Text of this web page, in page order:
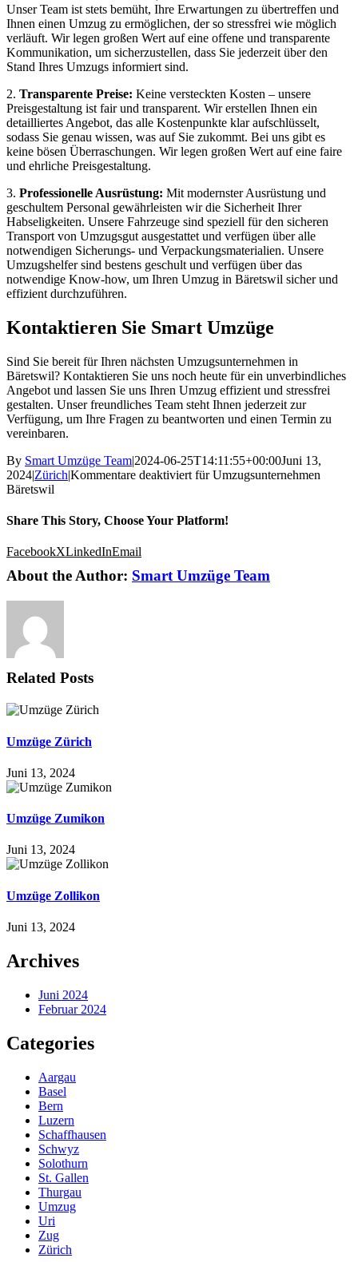
Unser Team ist stets bemüht, Ihre Erwartungen zu übertreffen und
Ihnen einen Umzug zu ermöglichen, der so stressfrei wie möglich
verläuft. Wir legen großen Wert auf eine offene und transparente
Kommunikation, um sicherzustellen, dass Sie jederzeit über den
Stand Ihres Umzugs informiert sind.
2. Transparente Preise: Keine versteckten Kosten – unsere
Preisgestaltung ist fair und transparent. Wir erstellen Ihnen ein
detailliertes Angebot, das alle Kostenpunkte klar aufschlüsselt,
sodass Sie genau wissen, was auf Sie zukommt. Bei uns gibt es
keine bösen Überraschungen. Wir legen großen Wert auf eine faire
und ehrliche Preisgestaltung.
3. Professionelle Ausrüstung: Mit modernster Ausrüstung und
geschultem Personal gewährleisten wir die Sicherheit Ihrer
Habseligkeiten. Unsere Fahrzeuge sind speziell für den sicheren
Transport von Umzugsgut ausgestattet und verfügen über alle
notwendigen Sicherungs- und Verpackungsmaterialien. Unsere
Umzugshelfer sind bestens geschult und verfügen über das
notwendige Know-how, um Ihren Umzug in Bäretswil sicher und
effizient durchzuführen.
Kontaktieren Sie Smart Umzüge
Sind Sie bereit für Ihren nächsten Umzugsunternehmen in
Bäretswil? Kontaktieren Sie uns noch heute für ein unverbindliches
Angebot und lassen Sie uns Ihren Umzug effizient und stressfrei
gestalten. Unser freundliches Team steht Ihnen jederzeit zur
Verfügung, um Ihre Fragen zu beantworten und einen Termin zu
vereinbaren.
By Smart Umzüge Team|2024-06-25T14:11:55+00:00Juni 13,
2024|Zürich|Kommentare deaktiviert für Umzugsunternehmen
Bäretswil
Share This Story, Choose Your Platform!
FacebookXLinkedInEmail
About the Author: Smart Umzüge Team
Related Posts
Umzüge Zürich
Juni 13, 2024
Umzüge Zumikon
Juni 13, 2024
Umzüge Zollikon
Juni 13, 2024
Archives
Juni 2024
Februar 2024
Categories
Aargau
Basel
Bern
Luzern
Schaffhausen
Schwyz
Solothurn
St. Gallen
Thurgau
Umzug
Uri
Zug
Zürich